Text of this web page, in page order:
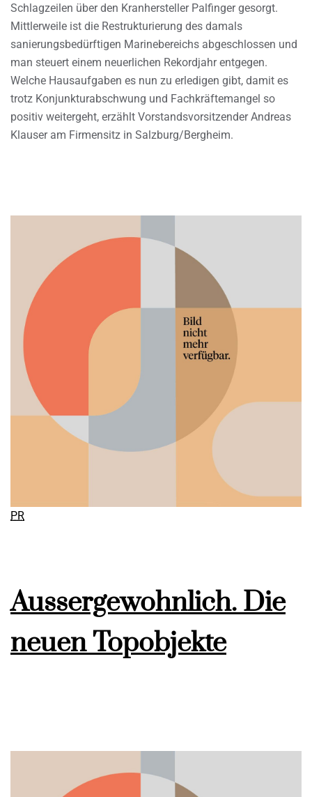
Schlagzeilen über den Kranhersteller Palfinger gesorgt.
Mittlerweile ist die Restrukturierung des damals
sanierungsbedürftigen Marinebereichs abgeschlossen und
man steuert einem neuerlichen Rekordjahr entgegen.
Welche Hausaufgaben es nun zu erledigen gibt, damit es
trotz Konjunkturabschwung und Fachkräftemangel so
positiv weitergeht, erzählt Vorstandsvorsitzender Andreas
Klauser am Firmensitz in Salzburg/Bergheim.
PR
Aussergewohnlich. Die
neuen Topobjekte